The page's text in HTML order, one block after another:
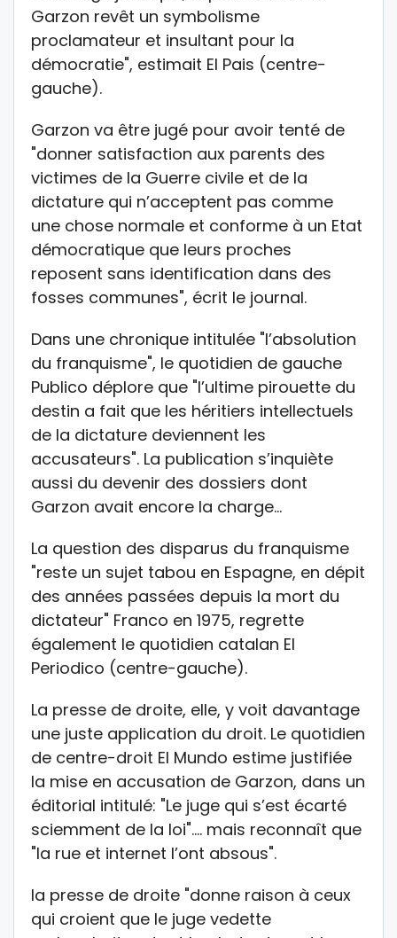
Garzon revêt un symbolisme
proclamateur et insultant pour la
démocratie", estimait El Pais (centre-
gauche).
Garzon va être jugé pour avoir tenté de
"donner satisfaction aux parents des
victimes de la Guerre civile et de la
dictature qui n’acceptent pas comme
une chose normale et conforme à un Etat
démocratique que leurs proches
reposent sans identification dans des
fosses communes", écrit le journal.
Dans une chronique intitulée "l’absolution
du franquisme", le quotidien de gauche
Publico déplore que "l’ultime pirouette du
destin a fait que les héritiers intellectuels
de la dictature deviennent les
accusateurs". La publication s’inquiète
aussi du devenir des dossiers dont
Garzon avait encore la charge…
La question des disparus du franquisme
"reste un sujet tabou en Espagne, en dépit
des années passées depuis la mort du
dictateur" Franco en 1975, regrette
également le quotidien catalan El
Periodico (centre-gauche).
La presse de droite, elle, y voit davantage
une juste application du droit. Le quotidien
de centre-droit El Mundo estime justifiée
la mise en accusation de Garzon, dans un
éditorial intitulé: "Le juge qui s’est écarté
sciemment de la loi"…. mais reconnaît que
"la rue et internet l’ont absous".
la presse de droite "donne raison à ceux
qui croient que le juge vedette